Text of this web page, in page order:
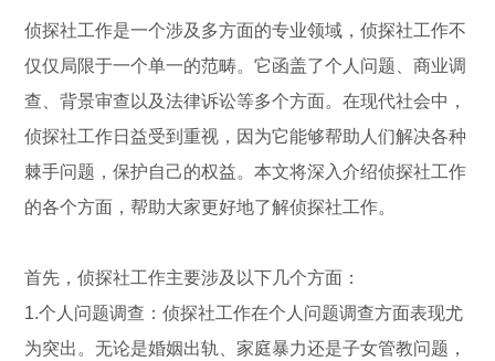
侦探社工作是一个涉及多方面的专业领域，侦探社工作不
仅仅局限于一个单一的范畴。它函盖了个人问题、商业调
查、背景审查以及法律诉讼等多个方面。在现代社会中，
侦探社工作日益受到重视，因为它能够帮助人们解决各种
棘手问题，保护自己的权益。本文将深入介绍侦探社工作
的各个方面，帮助大家更好地了解侦探社工作。
首先，侦探社工作主要涉及以下几个方面：
1.个人问题调查：侦探社工作在个人问题调查方面表现尤
为突出。无论是婚姻出轨、家庭暴力还是子女管教问题，